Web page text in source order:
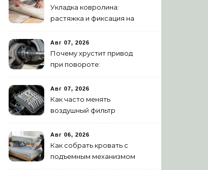
Укладка ковролина:
растяжка и фиксация на
руководство
Авг 07, 2026
Почему хрустит привод
при повороте:
Авг 07, 2026
Как часто менять
воздушный фильтр
признаки износа
Авг 06, 2026
Как собрать кровать с
подъемным механизмом